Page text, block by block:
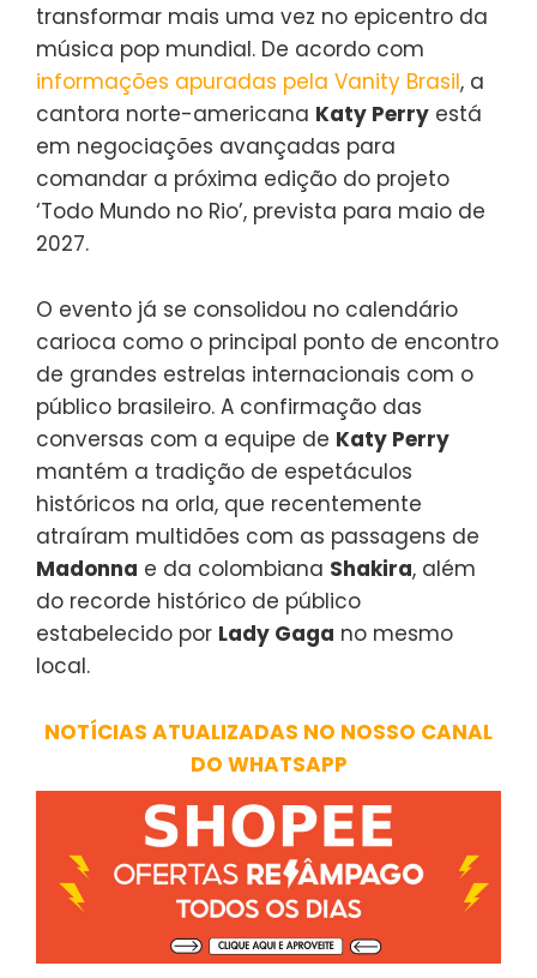
transformar mais uma vez no epicentro da
música pop mundial. De acordo com
informações apuradas pela Vanity Brasil, a
cantora norte-americana Katy Perry está
em negociações avançadas para
comandar a próxima edição do projeto
‘Todo Mundo no Rio’, prevista para maio de
2027.
O evento já se consolidou no calendário
carioca como o principal ponto de encontro
de grandes estrelas internacionais com o
público brasileiro. A confirmação das
conversas com a equipe de Katy Perry
mantém a tradição de espetáculos
históricos na orla, que recentemente
atraíram multidões com as passagens de
Madonna e da colombiana Shakira, além
do recorde histórico de público
estabelecido por Lady Gaga no mesmo
local.
NOTÍCIAS ATUALIZADAS NO NOSSO CANAL
DO WHATSAPP